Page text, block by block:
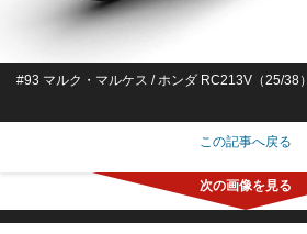
#93 マルク・マルケス / ホンダ RC213V（25/38）
この記事へ戻る